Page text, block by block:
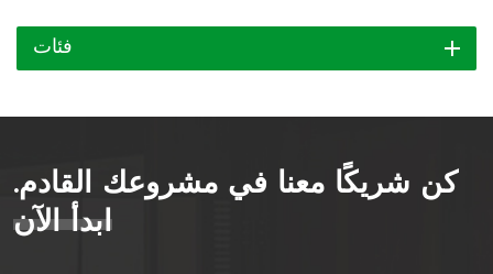
احتضن أناقة مساحتك الخارجية
بسياج مصمم لتحمل العناصر
من الأناقة والوظائف. اختر نظام
سياج WPC الفاخر للحصول
على تجربة خارجية لا مثيل لها
فئات
كن شريكًا معنا في مشروعك القادم.
ابدأ الآن